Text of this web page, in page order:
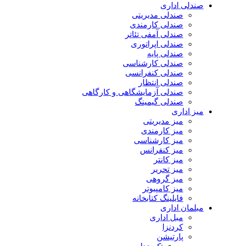
صندلی اداری
صندلی مدیریتی
صندلی کارمندی
صندلی آمفی تئاتر
صندلی اپراتوری
صندلی پایه
صندلی کارشناسی
صندلی کنفرانسی
صندلی انتظار
صندلی آزمایشگاهی و کارگاهی
صندلی گیمینگ
میز اداری
میز مدیریتی
میز کارمندی
میز کارشناسی
میز کنفرانس
میز کانتر
میز تحریر
میز گروهی
میز کامپیوتر
فایلینگ کتابخانه
مبلمان اداری
مبل اداری
کردنزا
پارتیشن